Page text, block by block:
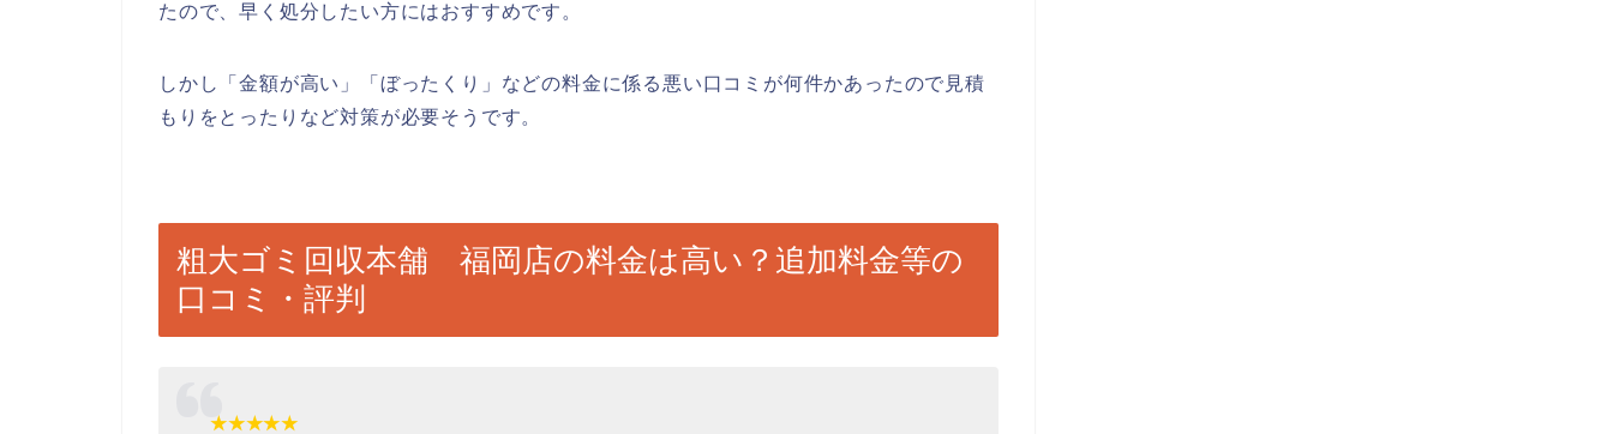
たので、早く処分したい方にはおすすめです。
しかし「金額が高い」「ぼったくり」などの料金に係る悪い口コミが何件かあったので見積
もりをとったりなど対策が必要そうです。
粗大ゴミ回収本舗 福岡店の料金は高い？追加料金等の
口コミ・評判
★★★★★